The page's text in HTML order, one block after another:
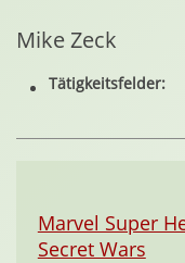
Mike Zeck
Tätigkeitsfelder:
Marvel Super
Secret Wars